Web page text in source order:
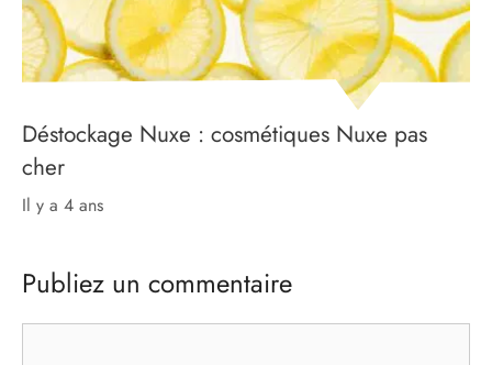
Déstockage Nuxe : cosmétiques Nuxe pas
cher
il y a 4 ans
Publiez un commentaire